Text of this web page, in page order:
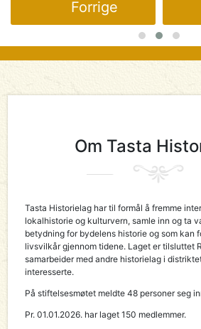
Forrige
Om Tasta
Tasta Historielag har til formål å fremme
lokalhistorie og kulturvern, samle inn og ta
betydning for bydelens historie og som kan
livsvilkår gjennom tidene. Laget er tilsluttet
samarbeider med andre historielag i
interesserte.
På stiftelsesmøtet meldte 48 personer seg
Pr. 01.01.2026. har laget 150 medlemmer.